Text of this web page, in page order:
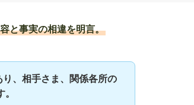
と事実の相違を明言。
、相手さま、関係各所の